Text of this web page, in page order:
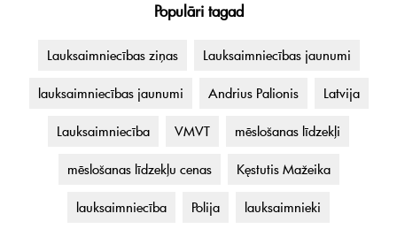
Populāri tagad
Lauksaimniecības ziņas Lauksaimniecības jaunumi
lauksaimniecības jaunumi Andrius Palionis Latvija
Lauksaimniecība VMVT mēslošanas līdzekļi
mēslošanas līdzekļu cenas Kęstutis Mažeika
lauksaimniecība Polija lauksaimnieki